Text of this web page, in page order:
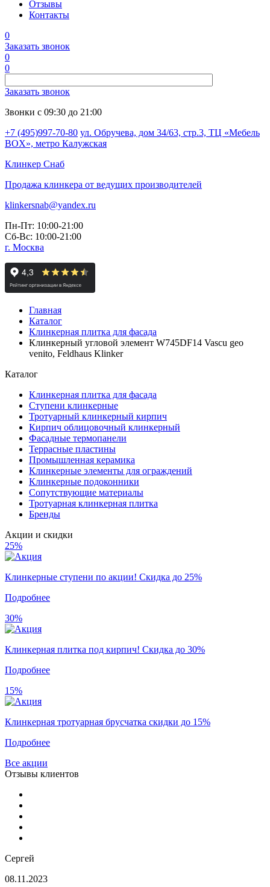
Отзывы
Контакты
0
Заказать звонок
0
0
Заказать звонок
Звонки с 09:30 до 21:00
+7 (495)997-70-80 ул. Обручева, дом 34/63, стр.3, ТЦ «Мебель
BOX», метро Калужская
Клинкер Снаб
Продажа клинкера от ведущих производителей
klinkersnab@yandex.ru
Пн-Пт: 10:00-21:00
Сб-Вс: 10:00-21:00
г. Москва
Главная
Каталог
Клинкерная плитка для фасада
Клинкерный угловой элемент W745DF14 Vascu geo
venito, Feldhaus Klinker
Каталог
Клинкерная плитка для фасада
Ступени клинкерные
Тротуарный клинкерный кирпич
Кирпич облицовочный клинкерный
Фасадные термопанели
Террасные пластины
Промышленная керамика
Клинкерные элементы для ограждений
Клинкерные подоконники
Сопутствующие материалы
Тротуарная клинкерная плитка
Бренды
Акции и скидки
25%
Клинкерные ступени по акции! Скидка до 25%
Подробнее
30%
Клинкерная плитка под кирпич! Скидка до 30%
Подробнее
15%
Клинкерная тротуарная брусчатка скидки до 15%
Подробнее
Все акции
Отзывы клиентов
Сергей
08.11.2023